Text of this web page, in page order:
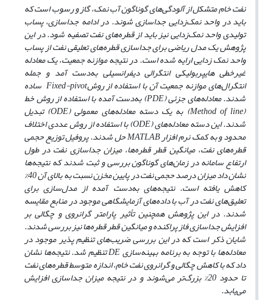
نفت خام متشکل از آلودگی‌های گوناگون آب نمک، گاز و رسوب است که
باید در واحد نمک‌زدایی جداسازی شوند. در ادامه جداسازی، پساب
تولیدی واحد نمک‌زدایی نیز باید از قطره‌های نفت تصفیه شود. در این
پژوهش یک مدل ریاضی برای جداسازی قطره‌های تعلیقی نفت از پساب
واحد نمک ­زدایی ارایه شده است. در نتیجه موازنه جمعیت، یک معادله
غیرخطی هایپربولیکی انتگرالی دیفرانسیلی به‌دست آمد و جمله
انتگرال‌های موازنه جمعیت آن با استفاده از روشFixed-pivot ساده
شدند. معادله‌های جزئی(PDE) به‌دست آمده با استفاده از روش خط
(Method of line) به یک دسته معادله‌های معمولی(ODE) تبدیل
شدند. این دسته معادله‌های(ODE) با استفاده از روش عددی اختلاف
محدود و به کمک نرم افزارMATLABحل شدند. پروفیل توزیع حجمی
قطره‌های نفت، میانگین قطر قطره‌ها، میزان جداسازی نفت در طول
ارتفاع سامانه در زمان‌های گوناگون بررسی و ثبت شدند که نتیجه‌ها
نشان داد میزان درصد حجمی نفت در پایین مخزن نسبت به بالای آن 40%
کاهش یافته است. نتیجه‌های به‌دست آمده از مدل‌سازی برای
تعلیق‌های نفت در آب با داده‌های آزمایشگاهی موجود در منابع مقایسه
شدند. در این پژوهش همچنین تأثیر پارامتر گرانروی و چگالی بر
افزایش جداسازی فاز پراکنده و میانگین قطر قطره‌ها نیز بررسی شدند.
شایان ذکر است که در این بررسی ضریب‌های تنظیم پذیر موجود در
معادله‌ها با توجه به برنامه بهینه‌سازیDEتنظیم شد. نتیجه‌ها نشان
داد که با کاهش چگالی و گرانروی نفت خام، اندازه متوسط قطره‌های نفت
تا حدود 20% بزرگ‌تر می‌شوند و در نتیجه میزان جداسازی افزایش
می‌یابد.